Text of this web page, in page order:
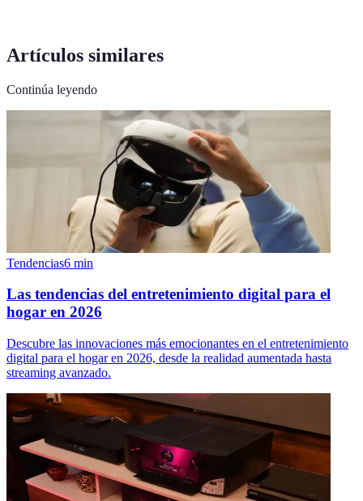
Artículos similares
Continúa leyendo
Tendencias6 min
Las tendencias del entretenimiento digital para el
hogar en 2026
Descubre las innovaciones más emocionantes en el entretenimiento
digital para el hogar en 2026, desde la realidad aumentada hasta
streaming avanzado.